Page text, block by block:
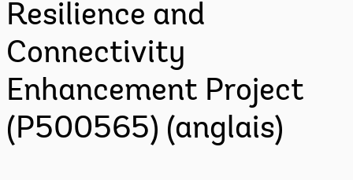
Resilience and
Connectivity
Enhancement Project
(P500565) (anglais)